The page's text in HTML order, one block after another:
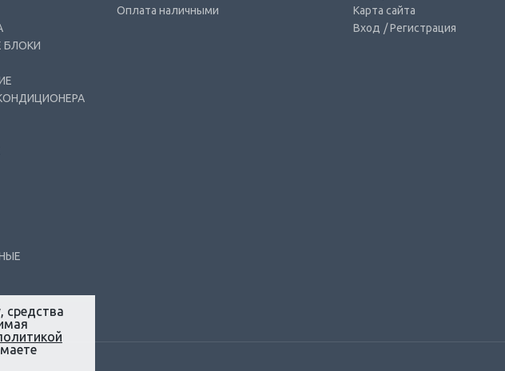
БЛОКИ
Оплата наличными
Карта сайта
Вход / Регистрация
средства